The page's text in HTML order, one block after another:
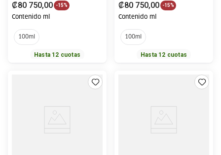
₡80 750,00 -15%
Contenido ml
100ml
Hasta 12 cuotas
₡80 750,00 -15%
Contenido ml
100ml
Hasta 12 cuotas